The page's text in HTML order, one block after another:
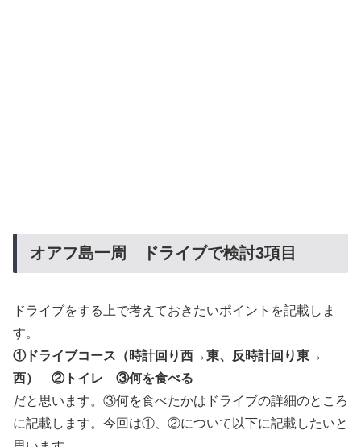
オアフ島一周 ドライブで検討3項目
ドライブをする上で考えておきたいポイントを記載しま
す。
①ドライブコース（時計回り西→東、反時計回り東→
西） ②トイレ ③何を食べる
だと思います。③何を食べたかはドライブの詳細のところ
に記載します。今回は①、②について以下に記載したいと